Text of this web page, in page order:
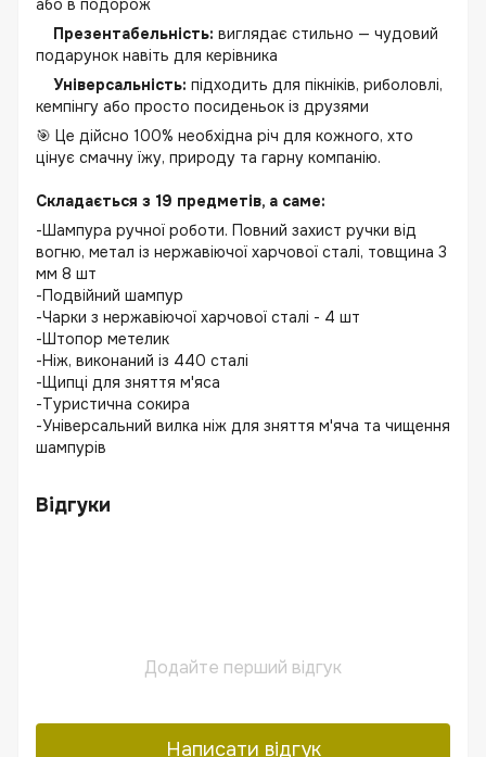
або в подорож
Презентабельність: виглядає стильно — чудовий
подарунок навіть для керівника
Універсальність: підходить для пікніків, риболовлі,
кемпінгу або просто посиденьок із друзями
🎯 Це дійсно 100% необхідна річ для кожного, хто
цінує смачну їжу, природу та гарну компанію.
Складається з 19 предметів, а саме:
-Шампура ручної роботи. Повний захист ручки від
вогню, метал із нержавіючої харчової сталі, товщина 3
мм 8 шт
-Подвійний шампур
-Чарки з нержавіючої харчової сталі - 4 шт
-Штопор метелик
-Ніж, виконаний із 440 сталі
-Щипці для зняття м'яса
-Туристична сокира
-Універсальний вилка ніж для зняття м'яча та чищення
шампурів
Відгуки
Додайте перший відгук
Написати відгук